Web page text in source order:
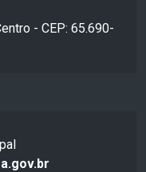
- CEP: 65.690-